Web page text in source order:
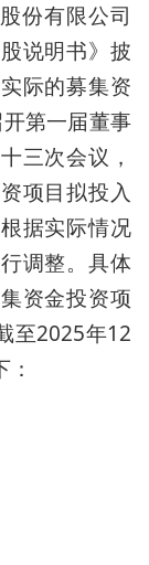
份有限公司
说明书》披
际的募集资
第一届董事
三次会议，
项目拟投入
据实际情况
调整。具体
资金投资项
至2025年12